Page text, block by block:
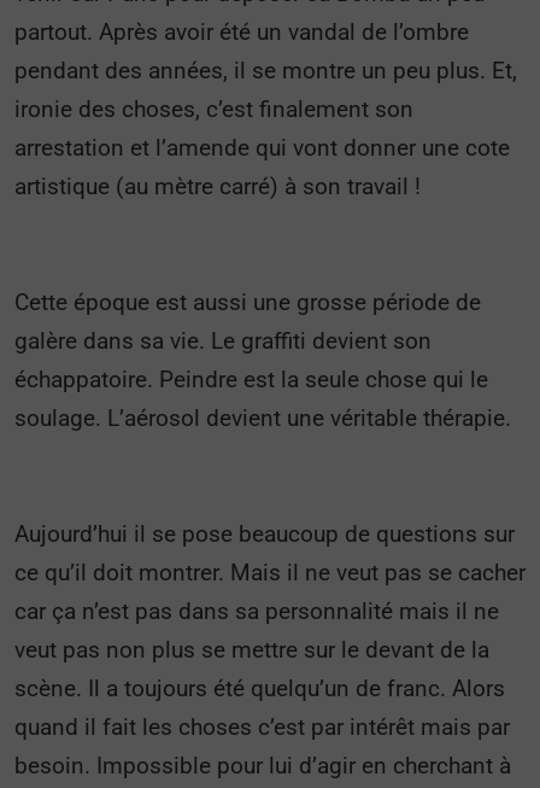
partout. Après avoir été un vandal de l’ombre
pendant des années, il se montre un peu plus. Et,
ironie des choses, c’est finalement son
arrestation et l’amende qui vont donner une cote
artistique (au mètre carré) à son travail !
Cette époque est aussi une grosse période de
galère dans sa vie. Le graffiti devient son
échappatoire. Peindre est la seule chose qui le
soulage. L’aérosol devient une véritable thérapie.
Aujourd’hui il se pose beaucoup de questions sur
ce qu’il doit montrer. Mais il ne veut pas se cacher
car ça n’est pas dans sa personnalité mais il ne
veut pas non plus se mettre sur le devant de la
scène. Il a toujours été quelqu’un de franc. Alors
quand il fait les choses c’est par intérêt mais par
besoin. Impossible pour lui d’agir en cherchant à